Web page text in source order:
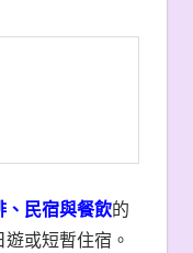
、民宿與餐飲的
或短暫住宿。